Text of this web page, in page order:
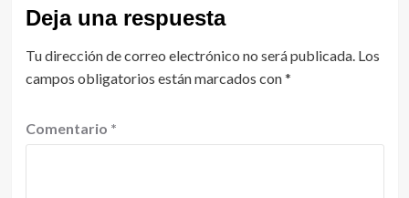
Deja una respuesta
Tu dirección de correo electrónico no será publicada. Los
campos obligatorios están marcados con*
Comentario *